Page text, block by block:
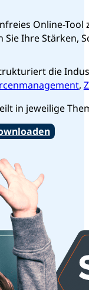
Online-
Ihre Stärken,
die
,
in jeweilige